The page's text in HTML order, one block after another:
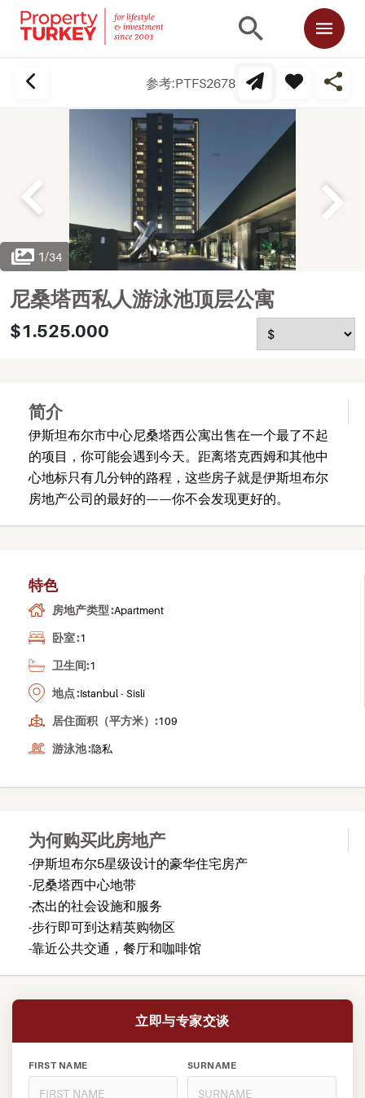
参考:PTFS2678
1/34
尼桑塔西私人游泳池顶层公寓
$1.525.000
简介
伊斯坦布尔市中心尼桑塔西公寓出售在一个最了不起
的项目，你可能会遇到今天。距离塔克西姆和其他中
心地标只有几分钟的路程，这些房子就是伊斯坦布尔
房地产公司的最好的——你不会发现更好的。
特色
房地产类型 :Apartment
卧室 :1
卫生间:1
地点 :Istanbul - Sisli
居住面积（平方米）:109
游泳池 :隐私
为何购买此房地产
-伊斯坦布尔5星级设计的豪华住宅房产
-尼桑塔西中心地带
-杰出的社会设施和服务
-步行即可到达精英购物区
-靠近公共交通，餐厅和咖啡馆
立即与专家交谈
FIRST NAME SURNAME